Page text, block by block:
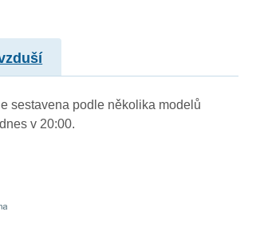
sestavena podle několika modelů
v 20:00.